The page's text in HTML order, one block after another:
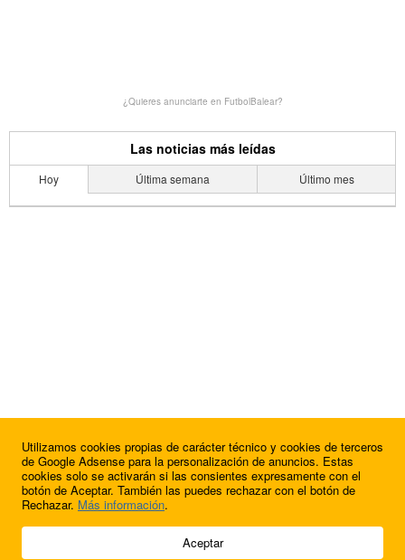
¿Quieres anunciarte en FutbolBalear?
Las noticias más leídas
Hoy Última semana Último mes
© 2009 - 2026 Soluciones Corporativas IP, SL.
Utilizamos cookies propias de carácter técnico y cookies de terceros
de Google Adsense para la personalización de anuncios. Estas
cookies solo se activarán si las consientes expresamente con el
botón de Aceptar. También las puedes rechazar con el botón de
Rechazar. Más información.
Aceptar